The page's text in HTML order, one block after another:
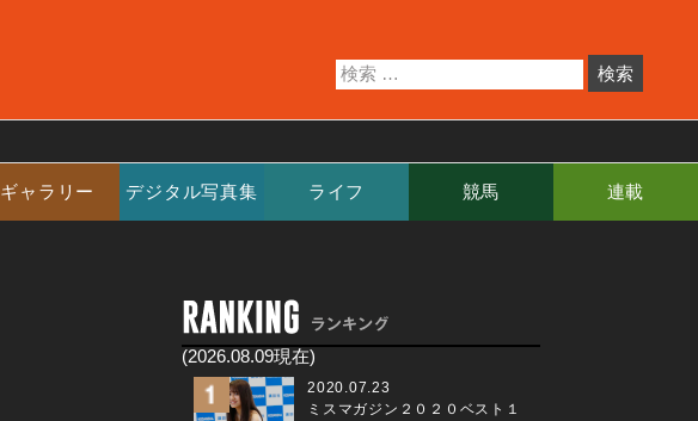
ギャラリー デジタル写真集 ライフ 競馬 連載
(2026.08.09現在)
2020.07.23
ミスマガジン２０２０ベスト１